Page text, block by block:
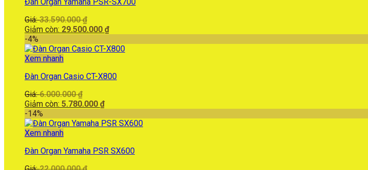
Giá:33.590.000₫
gốc
33.590.000 ₫.
Giảm còn: 29.500.000 ₫Giá
tại
-4%
Xem nhanh
Đàn Organ Casio CT-X800
Giá:6.000.000₫
gốc
6.000.000 ₫.
Giảm còn: 5.780.000 ₫Giá
tại
-14%
Xem nhanh
Đàn Organ Yamaha PSR SX600